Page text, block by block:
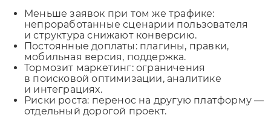
Меньше заявок при том же трафике:
непроработанные сценарии пользователя
и структура снижают конверсию.
Постоянные доплаты: плагины, правки,
мобильная версия, поддержка.
Тормозит маркетинг: ограничения
в поисковой оптимизации, аналитике
и интеграциях.
Риски роста: перенос на другую платформу —
отдельный дорогой проект.